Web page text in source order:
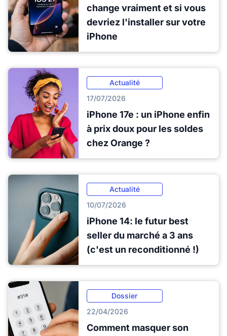
change vraiment et si vous
devriez l'installer sur votre
iPhone
Actualité
17/07/2026
iPhone 17e : un iPhone enfin
à prix doux pour les soldes
chez Orange ?
Actualité
10/07/2026
iPhone 14: le futur best
seller du marché a 3 ans
(c'est un reconditionné !)
Dossier
22/04/2026
Comment masquer son